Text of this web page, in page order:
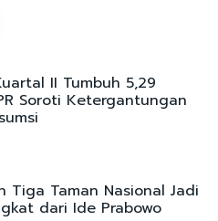
II Tumbuh 5,29
Soroti Ketergantungan
Tiga Taman Nasional Jadi
dari Ide Prabowo